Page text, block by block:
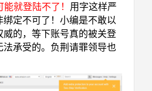
就登陆不了！ 用字这样严
绑定不可了！小编是不敢以
威的，等下账号真的被关登
法承受的。负荆请罪领导也